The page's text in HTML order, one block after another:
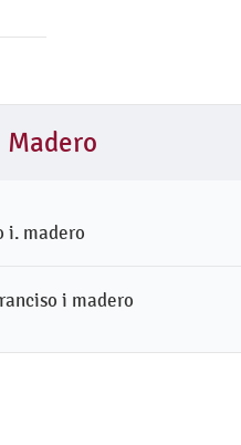
Madero
i. madero
i madero